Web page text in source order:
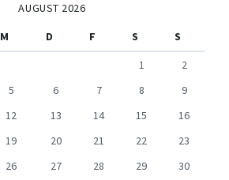
AUGUST 2026
M D F S
S
1
2
5 6 7 8
9
12 13 14 15
16
19 20 21 22
23
26 27 28 29
30